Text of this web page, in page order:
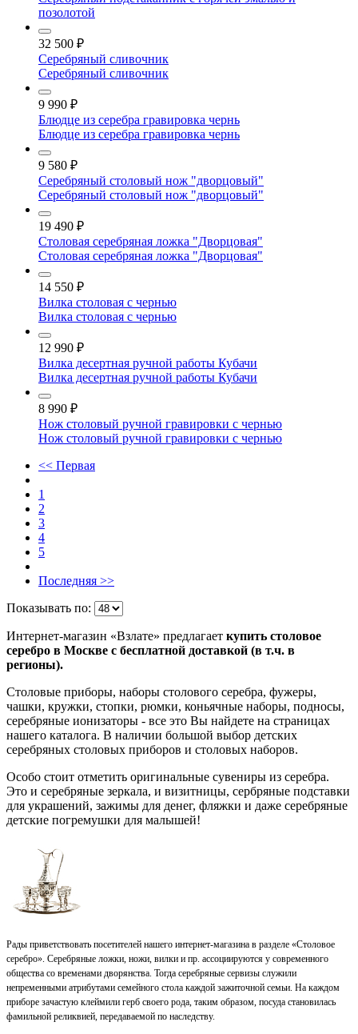
позолотой
32 500 ₽
Серебряный сливочник
Серебряный сливочник
9 990 ₽
Блюдце из серебра гравировка чернь
Блюдце из серебра гравировка чернь
9 580 ₽
Серебряный столовый нож "дворцовый"
Серебряный столовый нож "дворцовый"
19 490 ₽
Столовая серебряная ложка "Дворцовая"
Столовая серебряная ложка "Дворцовая"
14 550 ₽
Вилка столовая с чернью
Вилка столовая с чернью
12 990 ₽
Вилка десертная ручной работы Кубачи
Вилка десертная ручной работы Кубачи
8 990 ₽
Нож столовый ручной гравировки с чернью
Нож столовый ручной гравировки с чернью
<< Первая
1
2
3
4
5
Последняя >>
Показывать по:
Интернет-магазин «Взлате» предлагает купить столовое
серебро в Москве с бесплатной доставкой (в т.ч. в
регионы).
Столовые приборы, наборы столового серебра, фужеры,
чашки, кружки, стопки, рюмки, коньячные наборы, подносы,
серебряные ионизаторы - все это Вы найдете на страницах
нашего каталога. В наличии большой выбор детских
серебряных столовых приборов и столовых наборов.
Особо стоит отметить оригинальные сувениры из серебра.
Это и серебряные зеркала, и визитницы, сербряные подставки
для украшений, зажимы для денег, фляжки и даже серебряные
детские погремушки для малышей!
Рады приветствовать посетителей нашего интернет-магазина в разделе «Столовое
серебро». Серебряные ложки, ножи, вилки и пр. ассоциируются у современного
общества со временами дворянства. Тогда серебряные сервизы служили
непременными атрибутами семейного стола каждой зажиточной семьи. На каждом
приборе зачастую клеймили герб своего рода, таким образом, посуда становилась
фамильной реликвией, передаваемой по наследству.